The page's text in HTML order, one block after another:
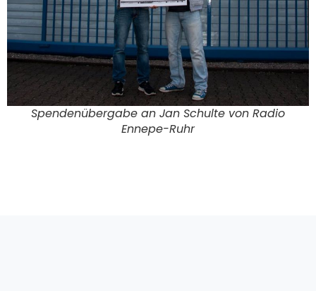
Spendenübergabe an Jan Schulte von Radio
Ennepe-Ruhr